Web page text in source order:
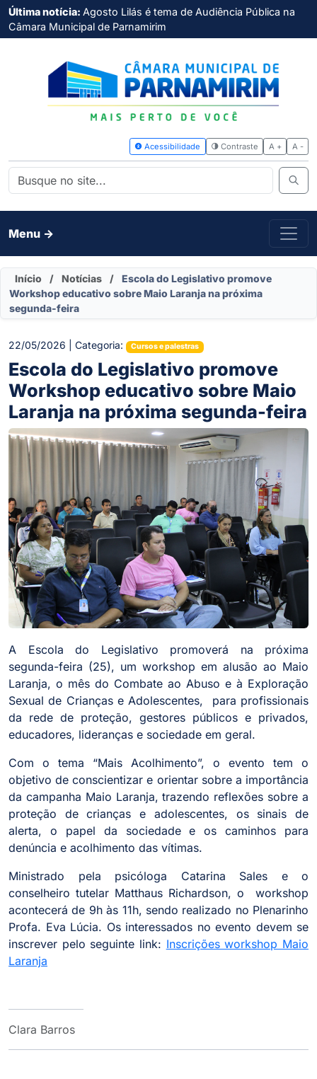
Última notícia: Agosto Lilás é tema de Audiência Pública na
Câmara Municipal de Parnamirim
Menu ->
Início / Notícias /
Escola do Legislativo promove
Workshop educativo sobre Maio Laranja na próxima
segunda-feira
22/05/2026 | Categoria: Cursos e palestras
Escola do Legislativo promove
Workshop educativo sobre Maio
Laranja na próxima segunda-feira
A Escola do Legislativo promoverá na próxima
segunda-feira (25), um workshop em alusão ao Maio
Laranja, o mês do Combate ao Abuso e à Exploração
Sexual de Crianças e Adolescentes, para profissionais
da rede de proteção, gestores públicos e privados,
educadores, lideranças e sociedade em geral.
Com o tema “Mais Acolhimento”, o evento tem o
objetivo de conscientizar e orientar sobre a importância
da campanha Maio Laranja, trazendo reflexões sobre a
proteção de crianças e adolescentes, os sinais de
alerta, o papel da sociedade e os caminhos para
denúncia e acolhimento das vítimas.
Ministrado pela psicóloga Catarina Sales e o
conselheiro tutelar Matthaus Richardson, o workshop
acontecerá de 9h às 11h, sendo realizado no Plenarinho
Profa. Eva Lúcia. Os interessados no evento devem se
inscrever pelo seguinte link: Inscrições workshop Maio
Laranja
Clara Barros